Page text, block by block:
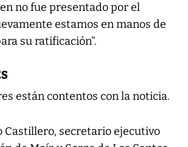
no fue presentado por el
estamos en manos de
su ratificación”.
están contentos con la noticia.
Castillero, secretario ejecutivo